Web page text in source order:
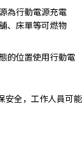
為行動電源充電
、床單等可燃物
的位置使用行動電
安全，工作人員可能